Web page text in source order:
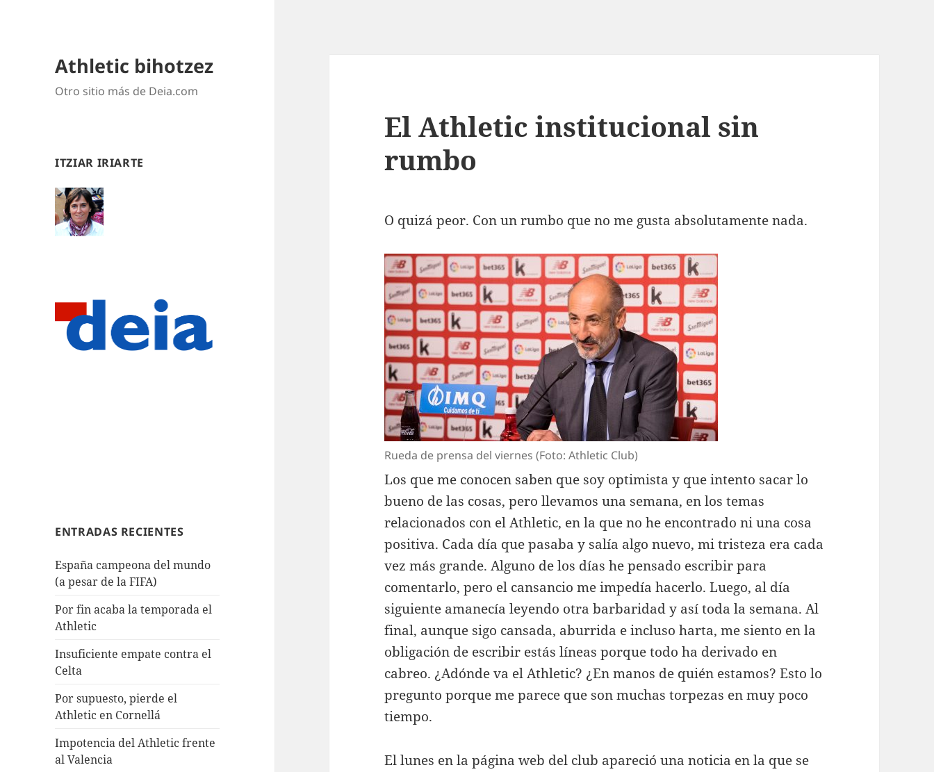
Athletic bihotzez
Otro sitio más de Deia.com
ITZIAR IRIARTE
ENTRADAS RECIENTES
España campeona del mundo
(a pesar de la FIFA)
Por fin acaba la temporada el
Athletic
Insuficiente empate contra el
Celta
Por supuesto, pierde el
Athletic en Cornellá
Impotencia del Athletic frente
al Valencia
El Athletic institucional sin
rumbo
O quizá peor. Con un rumbo que no me gusta absolutamente nada.
Rueda de prensa del viernes (Foto: Athletic Club)
Los que me conocen saben que soy optimista y que intento sacar lo
bueno de las cosas, pero llevamos una semana, en los temas
relacionados con el Athletic, en la que no he encontrado ni una cosa
positiva. Cada día que pasaba y salía algo nuevo, mi tristeza era cada
vez más grande. Alguno de los días he pensado escribir para
comentarlo, pero el cansancio me impedía hacerlo. Luego, al día
siguiente amanecía leyendo otra barbaridad y así toda la semana. Al
final, aunque sigo cansada, aburrida e incluso harta, me siento en la
obligación de escribir estás líneas porque todo ha derivado en
cabreo. ¿Adónde va el Athletic? ¿En manos de quién estamos? Esto lo
pregunto porque me parece que son muchas torpezas en muy poco
tiempo.
El lunes en la página web del club apareció una noticia en la que se